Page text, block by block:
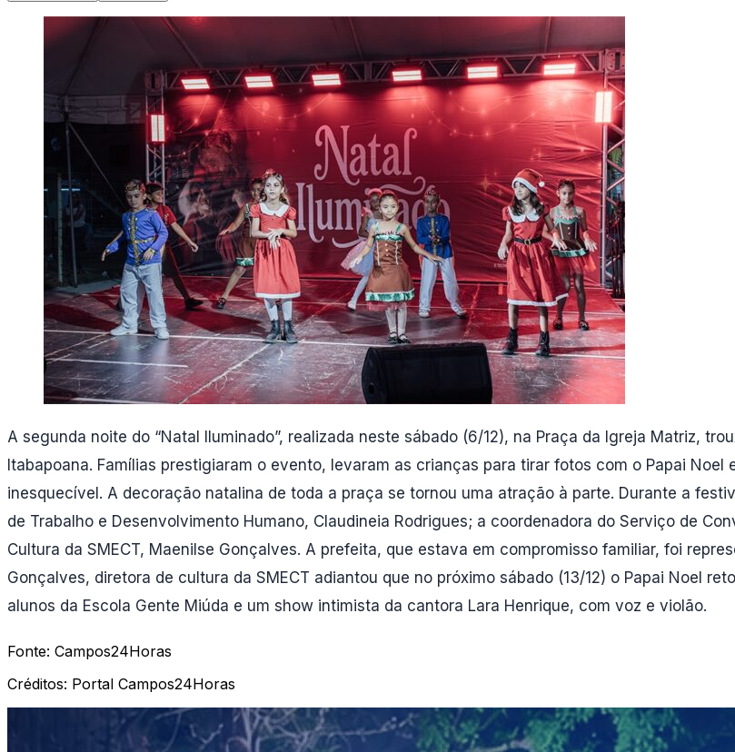
A segunda noite do “Natal Iluminado”, realizada neste sábado (6/12), na Praça da Igreja Matriz,
Itabapoana. Famílias prestigiaram o evento, levaram as crianças para tirar fotos com o Papai
inesquecível. A decoração natalina de toda a praça se tornou uma atração à parte. Durante a
de Trabalho e Desenvolvimento Humano, Claudineia Rodrigues; a coordenadora do Serviço de
Cultura da SMECT, Maenilse Gonçalves. A prefeita, que estava em compromisso familiar, foi
Gonçalves, diretora de cultura da SMECT adiantou que no próximo sábado (13/12) o Papai Noel
alunos da Escola Gente Miúda e um show intimista da cantora Lara Henrique, com voz e violão.
Fonte: Campos24Horas
Créditos: Portal Campos24Horas